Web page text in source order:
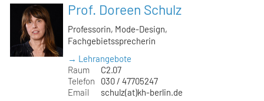
Prof. Doreen Schulz
Professorin, Mode-Design,
Fachgebietssprecherin
→ Lehrangebote
Raum
C2.07
Telefon
030 / 47705247
Email
schulz(at)kh-berlin.de